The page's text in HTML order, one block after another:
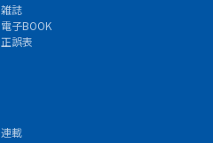
雑誌
電子BOOK
正誤表
連載